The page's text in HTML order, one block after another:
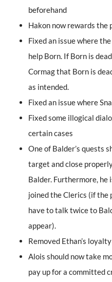
beforehand
Hakon now rewards the
Fixed an issue where
help Born. If Born is
Cormag that Born is
as intended.
Fixed an issue where
Fixed some illogical
certain cases
One of Balder’s quests
target and close
Balder. Furthermore,
joined the Clerics (if the
have to talk twice to
appear).
Removed Ethan’s
Alois should now take
pay up for a committed